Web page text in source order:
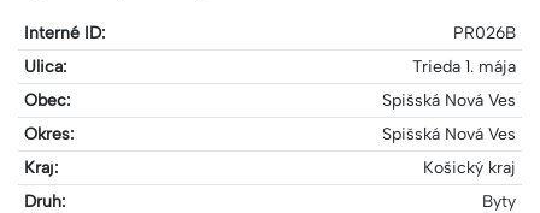
Interné ID:
PR026B
Ulica:
Trieda 1. mája
Obec:
Spišská Nová Ves
Okres:
Spišská Nová Ves
Kraj:
Košický kraj
Druh:
Byty